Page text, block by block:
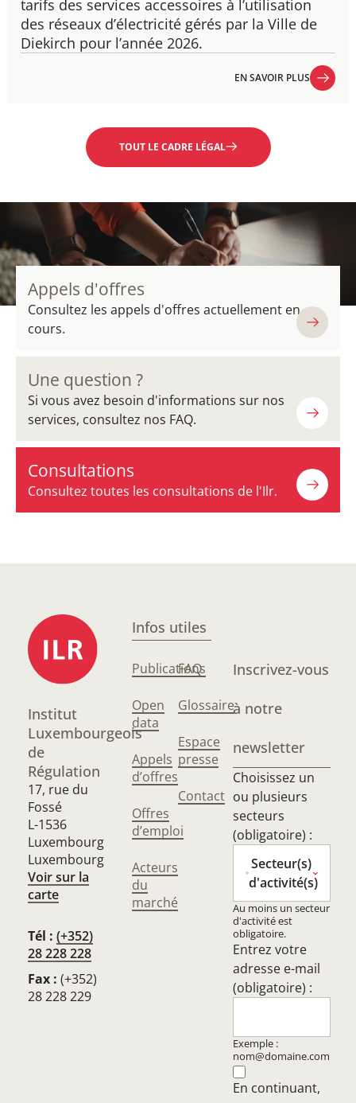
tarifs des services accessoires à l’utilisation
des réseaux d’électricité gérés par la Ville de
Diekirch pour l’année 2026.
EN SAVOIR PLUS
TOUT LE CADRE LÉGAL
Appels d'offres
Consultez les appels d'offres actuellement en
cours.
Une question ?
Si vous avez besoin d'informations sur nos
services, consultez nos FAQ.
Consultations
Consultez toutes les consultations de l'Ilr.
Institut
Luxembourgeois
de
Régulation
17, rue du
Fossé
L-1536
Luxembourg
Luxembourg
Voir sur la
carte
Tél : (+352)
28 228 228
Fax : (+352)
28 228 229
Infos utiles
Publications
Open
data
Appels
d’offres
Offres
d’emploi
Acteurs
du
marché
FAQ
Glossaire
Espace
presse
Contact
Inscrivez-vous
à notre
newsletter
Choisissez un
ou plusieurs
secteurs
(obligatoire) :
Secteur(s)
d'activité(s)
Au moins un secteur
d'activité est
obligatoire.
Entrez votre
adresse e-mail
(obligatoire) :
Exemple :
nom@domaine.com
En continuant,